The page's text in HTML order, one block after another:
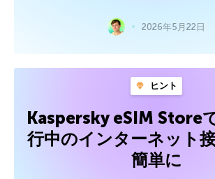
2026年5月22日
ヒント
Kaspersky eSIM Store
行中のインターネット
簡単に